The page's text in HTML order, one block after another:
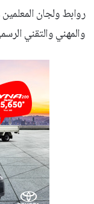
روابط ولجان
والمهني والتقني